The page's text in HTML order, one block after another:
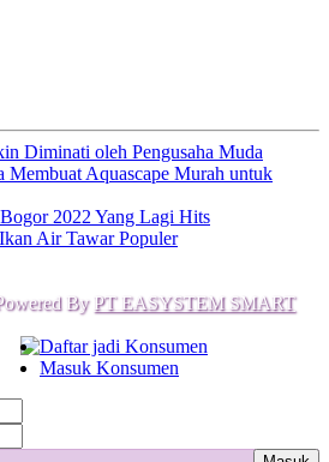
Diminati oleh Pengusaha Muda
Membuat Aquascape Murah untuk
2022 Yang Lagi Hits
Air Tawar Populer
By PT EASYSTEM SMART
Daftar jadi Konsumen
Masuk Konsumen